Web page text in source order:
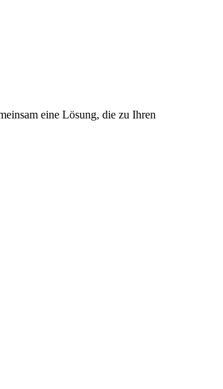
eine Lösung, die zu Ihren